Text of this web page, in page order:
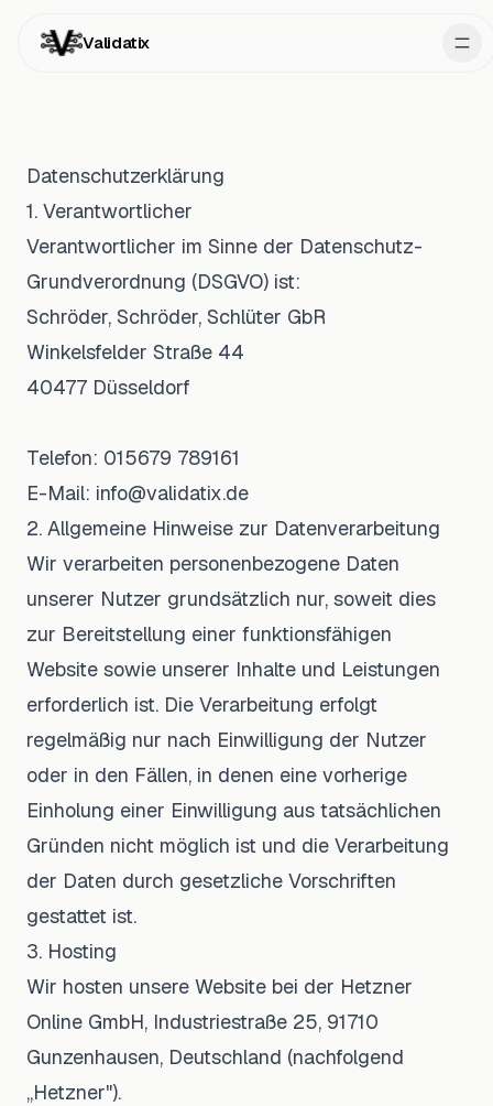
Validatix
Demo buchen
Datenschutzerklärung
1. Verantwortlicher
Verantwortlicher im Sinne der Datenschutz-
Grundverordnung (DSGVO) ist:
Schröder, Schröder, Schlüter GbR
Winkelsfelder Straße 44
40477 Düsseldorf
Telefon: 015679 789161
E-Mail: info@validatix.de
2. Allgemeine Hinweise zur Datenverarbeitung
Wir verarbeiten personenbezogene Daten
unserer Nutzer grundsätzlich nur, soweit dies
zur Bereitstellung einer funktionsfähigen
Website sowie unserer Inhalte und Leistungen
erforderlich ist. Die Verarbeitung erfolgt
regelmäßig nur nach Einwilligung der Nutzer
oder in den Fällen, in denen eine vorherige
Einholung einer Einwilligung aus tatsächlichen
Gründen nicht möglich ist und die Verarbeitung
der Daten durch gesetzliche Vorschriften
gestattet ist.
3. Hosting
Wir hosten unsere Website bei der Hetzner
Online GmbH, Industriestraße 25, 91710
Gunzenhausen, Deutschland (nachfolgend
„Hetzner").